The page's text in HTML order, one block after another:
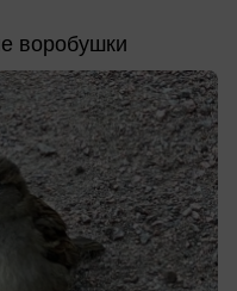
воробушки